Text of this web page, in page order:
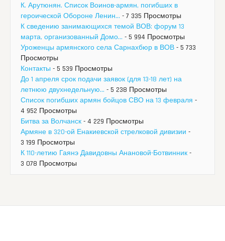
К. Арутюнян. Список Воинов-армян, погибших в
героической Обороне Ленин... - 7 335 Просмотры
К сведению занимающихся темой ВОВ: форум 13
марта, организованный Домо... - 5 994 Просмотры
Уроженцы армянского села Сарнахбюр в ВОВ - 5 733
Просмотры
Контакты - 5 539 Просмотры
До 1 апреля срок подачи заявок (для 13-18 лет) на
летнюю двухнедельную... - 5 238 Просмотры
Список погибших армян бойцов СВО на 13 февраля -
4 952 Просмотры
Битва за Волчанск - 4 229 Просмотры
Армяне в 320-ой Енакиевской стрелковой дивизии -
3 199 Просмотры
К 110-летию Гаянэ Давидовны Анановой-Ботвинник -
3 078 Просмотры